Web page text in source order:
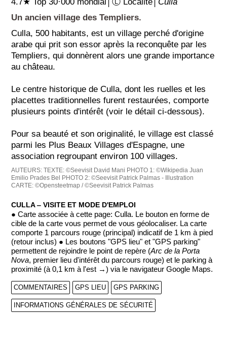
Un ancien village des Templiers.
Culla, 500 habitants, est un village perché d'origine
arabe qui prit son essor après la reconquête par les
Templiers, qui donnèrent alors une grande importance
au château.
Le centre historique de Culla, dont les ruelles et les
placettes traditionnelles furent restaurées, comporte
plusieurs points d'intérêt (voir le détail ci-dessous).
Pour sa beauté et son originalité, le village est classé
parmi les Plus Beaux Villages d'Espagne, une
association regroupant environ 100 villages.
AUTEURS:TEXTE: ©Seevisit David Mani PHOTO 1: ©Wikipedia Juan
Emilio Prades Bel
PHOTO 2: ©Seevisit Patrick Palmas - Illustration
CARTE: ©Opensteetmap / ©Seevisit Patrick Palmas
CULLA ‒ VISITE ET MODE D'EMPLOI
● Carte associée à cette page: Culla. Le bouton en forme de
cible de la carte vous permet de vous géolocaliser. La carte
comporte 1 parcours rouge (principal) indicatif de 1 km à pied
(retour inclus) ● Les boutons "GPS lieu" et "GPS parking"
permettent de rejoindre le point de repère (Arc de la Porta
Nova, premier lieu d'intérêt du parcours rouge) et le parking à
proximité (à 0,1 km à l'est →) via le navigateur Google Maps.
COMMENTAIRES GPS LIEU GPS PARKING
INFORMATIONS GÉNÉRALES DE SÉCURITÉ